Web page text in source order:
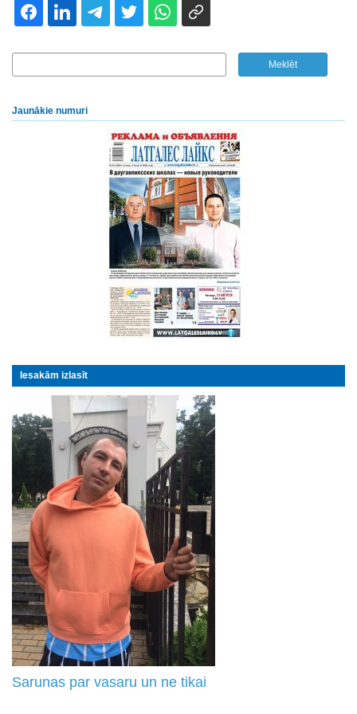
Jaunākie numuri
Iesakām izlasīt
Sarunas par vasaru un ne tikai